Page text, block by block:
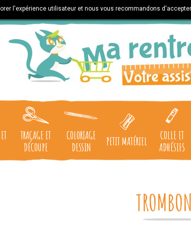
l'expérience utilisateur et nous vous recommandons
TRAÇAGE ET
DÉCOUPE
COLORIAGE
DESSIN
PETIT MATÉRIEL
COLLE ET
ADHÉSIFS